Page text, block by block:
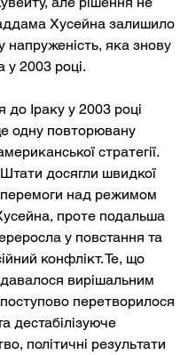
Хусейна залишило
напруженість, яка знову
у 2003 році.
до Іраку у 2003 році
одну повторювану
стратегії.
досягли швидкої
перемоги над режимом
проте подальша
у повстання та
конфлікт. Те, що
вирішальним
перетворилося
дестабілізуюче
політичні результати